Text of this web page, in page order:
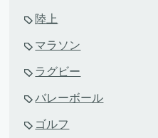
陸上
マラソン
ラグビー
バレーボール
ゴルフ